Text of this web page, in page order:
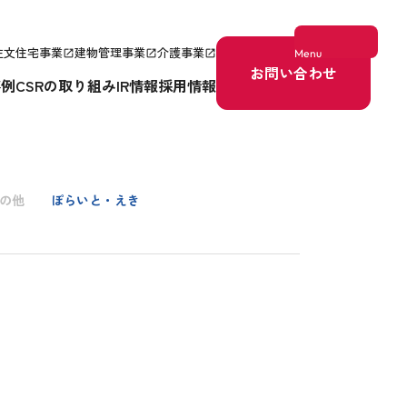
Menu
文住宅事業open_in_new建物管理事業open_in_new介護事業open_in_new
CSRの取り組みIR情報採用情報
お問い合わせ
他 ぽらいと・えき